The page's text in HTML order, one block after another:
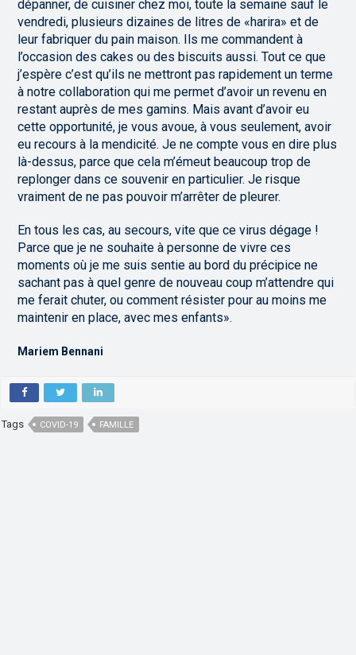
dépanner, de cuisiner chez moi, toute la semaine sauf le
vendredi, plusieurs dizaines de litres de «harira» et de
leur fabriquer du pain maison. Ils me commandent à
l’occasion des cakes ou des biscuits aussi. Tout ce que
j’espère c’est qu’ils ne mettront pas rapidement un terme
à notre collaboration qui me permet d’avoir un revenu en
restant auprès de mes gamins. Mais avant d’avoir eu
cette opportunité, je vous avoue, à vous seulement, avoir
eu recours à la mendicité. Je ne compte vous en dire plus
là-dessus, parce que cela m’émeut beaucoup trop de
replonger dans ce souvenir en particulier. Je risque
vraiment de ne pas pouvoir m’arrêter de pleurer.
En tous les cas, au secours, vite que ce virus dégage !
Parce que je ne souhaite à personne de vivre ces
moments où je me suis sentie au bord du précipice ne
sachant pas à quel genre de nouveau coup m’attendre qui
me ferait chuter, ou comment résister pour au moins me
maintenir en place, avec mes enfants».
Mariem Bennani
Tags COVID-19 FAMILLE